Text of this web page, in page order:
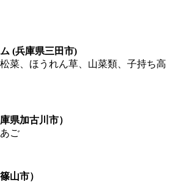
(兵庫県三田市)
菜、ほうれん草、山菜類、子持ち高
県加古川市）
ご
山市）